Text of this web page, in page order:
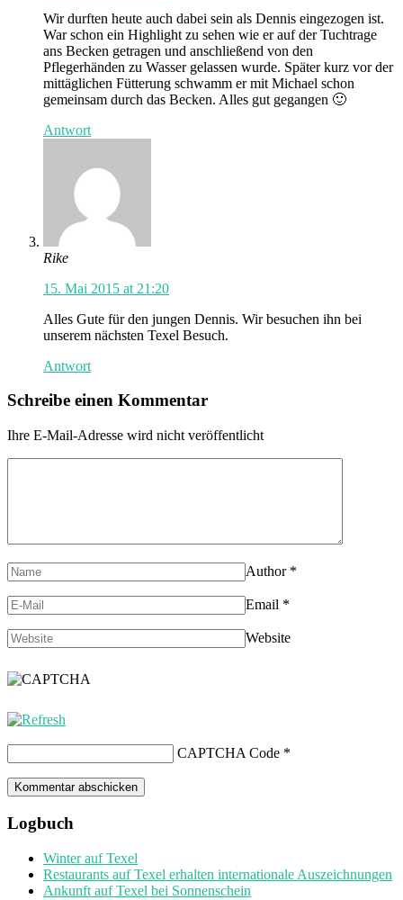
Wir durften heute auch dabei sein als Dennis eingezogen ist.
War schon ein Highlight zu sehen wie er auf der Tuchtrage
ans Becken getragen und anschließend von den
Pflegerhänden zu Wasser gelassen wurde. Später kurz vor der
mittäglichen Fütterung schwamm er mit Michael schon
gemeinsam durch das Becken. Alles gut gegangen 🙂
Antwort
Rike
15. Mai 2015 at 21:20
Alles Gute für den jungen Dennis. Wir besuchen ihn bei
unserem nächsten Texel Besuch.
Antwort
Schreibe einen Kommentar
Ihre E-Mail-Adresse wird nicht veröffentlicht
Author *
Email *
Website
CAPTCHA Code *
Logbuch
Winter auf Texel
Restaurants auf Texel erhalten internationale Auszeichnungen
Ankunft auf Texel bei Sonnenschein